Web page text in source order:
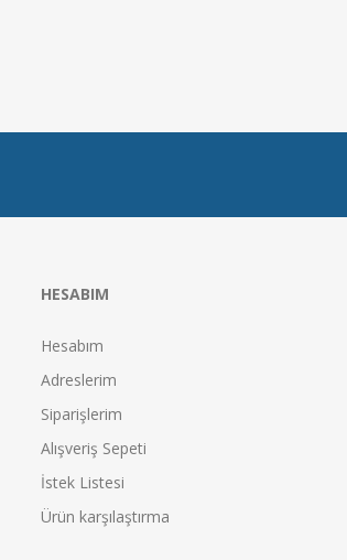
HESABIM
Hesabım
Adreslerim
Siparişlerim
Alışveriş Sepeti
İstek Listesi
Ürün karşılaştırma